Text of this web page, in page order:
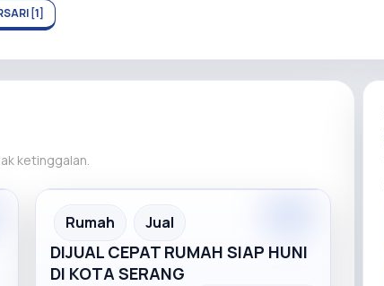
[1]
ketinggalan.
Recommended
Rumah Jual
DIJUAL CEPAT RUMAH SIAP HUNI
DI KOTA SERANG